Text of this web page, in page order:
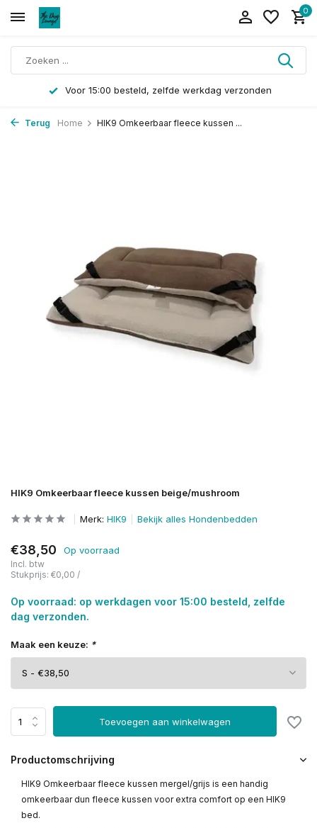
0
Voor 15:00 besteld, zelfde werkdag verzonden
Terug Home HIK9 Omkeerbaar fleece kussen ...
HIK9 Omkeerbaar fleece kussen beige/mushroom
Merk: HIK9 Bekijk alles Hondenbedden
€38,50 Op voorraad
Incl. btw
Stukprijs: €0,00 /
Op voorraad: op werkdagen voor 15:00 besteld, zelfde
dag verzonden.
Maak een keuze: *
Toevoegen aan winkelwagen
Productomschrijving
HIK9 Omkeerbaar fleece kussen mergel/grijs is een handig
omkeerbaar dun fleece kussen voor extra comfort op een HIK9
bed.